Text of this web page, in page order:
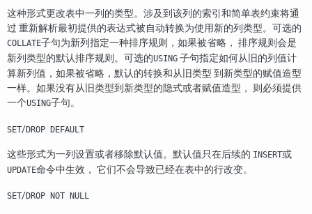
这种形式更改表中一列的类型。涉及到该列的索引和简单表约束将通
过 重新解析最初提供的表达式被自动转换为使用新的列类型。可选的
COLLATE子句为新列指定一种排序规则，如果被省略， 排序规则会是
新列类型的默认排序规则。可选的USING 子句指定如何从旧的列值计
算新列值，如果被省略，默认的转换和从旧类型 到新类型的赋值造型
一样。如果没有从旧类型到新类型的隐式或者赋值造型， 则必须提供
一个USING子句。
SET/DROP DEFAULT
这些形式为一列设置或者移除默认值。默认值只在后续的 INSERT或
UPDATE命令中生效， 它们不会导致已经在表中的行改变。
SET/DROP NOT NULL